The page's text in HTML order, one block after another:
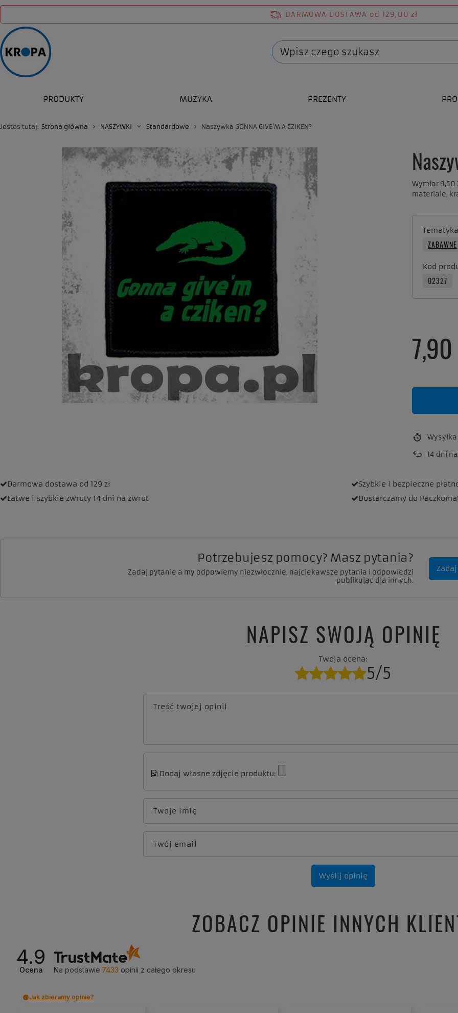
DARMOWA DOSTAWA od 129,00 zł
PRODUKTY MUZYKA PREZENTY
Jesteś tutaj: Strona główna NASZYWKI Standardowe Naszywka GONNA GIVE'M A CZIKEN?
Wymiar
materiale;
Tematyka
ZABAWNE
Kod
02327
7,90
14 dni
Darmowa dostawa od 129 zł Szybkie i bezpieczne
Łatwe i szybkie zwroty 14 dni na zwrot Dostarczamy do
Potrzebujesz pomocy? Masz pytania?
Zadaj pytanie a my odpowiemy niezwłocznie, najciekawsze pytania i odpowiedzi
publikując dla innych.
NAPISZ SWOJĄ OPINIĘ
Twoja ocena:
5/5
Treść twojej opinii
Dodaj własne zdjęcie produktu:
Twoje imię
Twój email
Wyślij opinię
ZOBACZ OPINIE INNYCH
4.9
Ocena Na podstawie 7433 opinii z całego okresu
Jak zbieramy opinie?